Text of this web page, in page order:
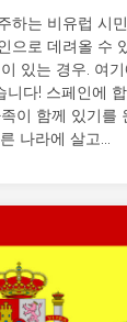
하는 비유럽 시
으로 데려올 수
있는 경우. 여
니다! 스페인에
이 함께 있기를
나라에 살고...